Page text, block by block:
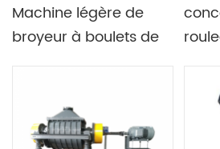
Machine légère de
broyeur à boulets de
meulage de poudre